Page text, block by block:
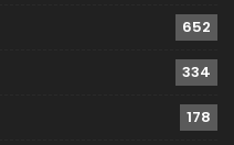
652
334
178